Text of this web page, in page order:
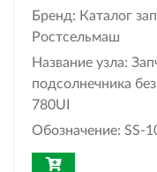
Бренд: Каталог
Ростсельмаш
Название узла:
подсолнечника
780UI
Обозначение: SS-